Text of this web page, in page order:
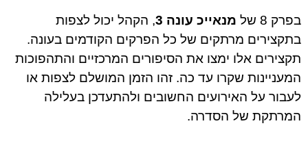
בפרק 8 של מנאייכ עונה 3
, הקהל יכול לצפות
בתקצירים מרתקים של כל הפרקים הקודמים בעונה.
תקצירים אלו ימצו את הסיפורים המרכזיים והתהפוכות
המעניינות שקרו עד כה. זהו הזמן המושלם לצפות או
לעבור על האירועים החשובים ולהתעדכן בעלילה
המרתקת של הסדרה.